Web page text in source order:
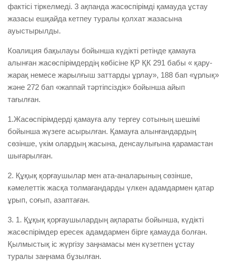
фактісі тіркелмеді. 3 ақпанда жасөспірімді қамауда ұстау
жазасы ешқайда кетпеу туралы қолхат жазасына
ауыстырылды.
Коалиция бақылауы бойынша күдікті ретінде қамауға
алынған жасөспірімдердің көбісіне ҚР ҚК 291 бабы « қару-
жарақ немесе жарылғыш заттарды ұрлау», 188 бап «ұрлық»
және 272 бап «жаппай тәртіпсіздік» бойынша айып
тағылған.
1.Жасөспірімдерді қамауға алу тергеу сотының шешімі
бойынша жүзеге асырылған. Қамауға алынғандардың
сөзінше, үкім олардың жасына, денсаулығына қарамастан
шығарылған.
2. Құқық қорғаушылар мен ата-аналарының сөзінше,
кәмелеттік жасқа толмағандарды үлкен адамдармен қатар
ұрып, соғып, азаптаған.
3. 1. Құқық қорғаушылардың ақпараты бойынша, күдікті
жасөспірімдер ересек адамдармен бірге қамауда болған.
Қылмыстық іс жүргізу заңнамасы мен күзетпен ұстау
туралы заңнама бұзылған.